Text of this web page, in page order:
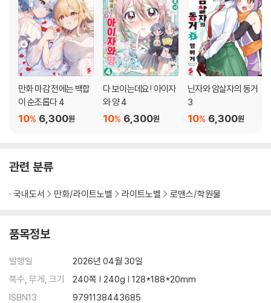
만화 마감 전에는 백합
이 순조롭다 4
6,300원
10%
다 보이는데요! 아이자
와 양 4
6,300원
10%
닌자와 암살자의 동거
3
6,300원
10%
관련 분류
국내도서 만화/라이트노벨 라이트노벨 로맨스/학원물
품목정보
발행일
2026년 04월 30일
쪽수, 무게, 크기
240쪽 | 240g | 128*188*20mm
ISBN13
9791138443685